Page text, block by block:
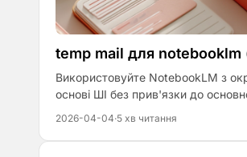
temp mail для notebooklm
Використовуйте NotebookLM з
основі ШІ без прив'язки до
2026-04-04·5 хв читання